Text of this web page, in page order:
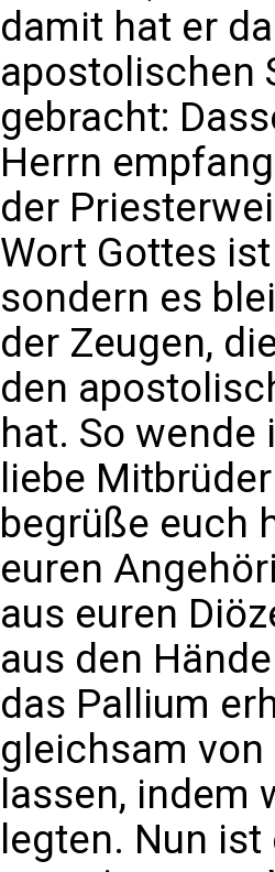
damit hat er
apostolischen
gebracht:
Herrn
der
Wort Gottes
sondern es
der Zeugen,
den
hat. So
liebe
begrüße euch
euren
aus euren
aus den
das Pallium
gleichsam
lassen, indem
legten. Nun